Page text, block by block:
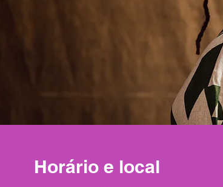
Horário e local